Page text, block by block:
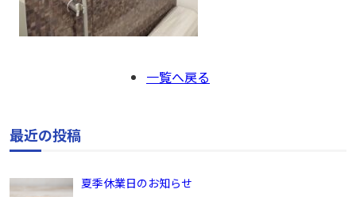
一覧へ戻る
最近の投稿
夏季休業日のお知らせ